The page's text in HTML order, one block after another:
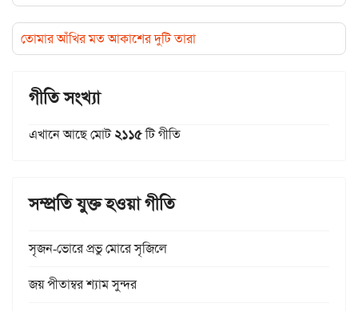
তোমার আঁখির মত আকাশের দুটি তারা
গীতি সংখ্যা
এখানে আছে মোট২১১৫টি গীতি
সম্প্রতি যুক্ত হওয়া গীতি
সৃজন-ভোরে প্রভু মোরে সৃজিলে
জয় পীতাম্বর শ্যাম সুন্দর